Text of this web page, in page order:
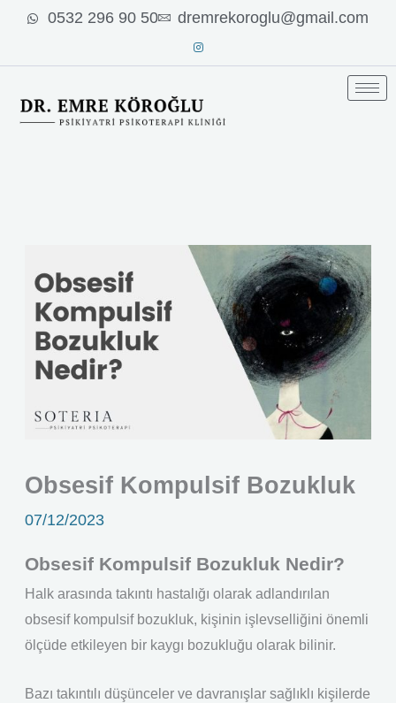
İçeriğe 0532 296 90 50 dremrekoroglu@gmail.com
Obsesif Kompulsif Bozukluk
07/12/2023
Obsesif Kompulsif Bozukluk Nedir?
Halk arasında takıntı hastalığı olarak adlandırılan
obsesif kompulsif bozukluk, kişinin işlevselliğini önemli
ölçüde etkileyen bir kaygı bozukluğu olarak bilinir.
Bazı takıntılı düşünceler ve davranışlar sağlıklı kişilerde